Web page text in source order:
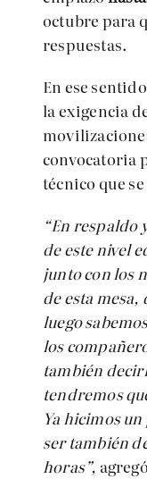
octubre para
respuestas.
En ese
la exigencia
convocatoria
técnico que
“En respaldo
de este nivel
junto con los
de esta
luego
los
también
tendremos
Ya hicimos
ser también
horas”,